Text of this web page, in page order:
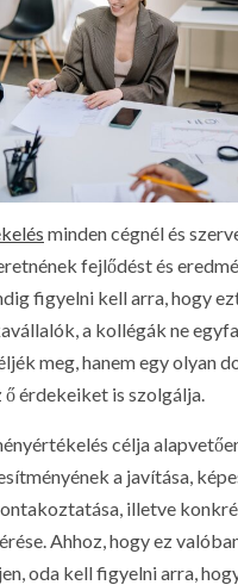
minden cégnél és
fejlődést és
figyelni kell arra, hogy
a kollégák ne
meg, hanem egy olyan
érdekeiket is szolgálja.
célja
a javítása,
illetve
Ahhoz, hogy ez
oda kell figyelni arra,